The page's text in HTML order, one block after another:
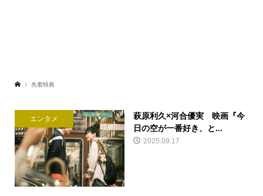
先着特典
エンタメ
萩原利久×河合優実 映画『今
日の空が一番好き、と...
2025.09.17